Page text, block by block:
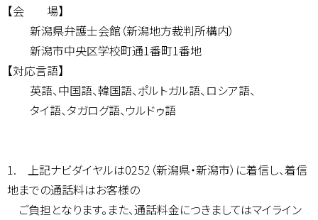
【会 場】
新潟県弁護士会館（新潟地方裁判所構内）
新潟市中央区学校町通1番町1番地
【対応言語】
英語、中国語、韓国語、ポルトガル語、ロシア語、
タイ語、タガログ語、ウルドゥ語
1. 上記ナビダイヤルは0252（新潟県・新潟市）に着信し、着信
地までの通話料はお客様の
ご負担となります。また、通話料金につきましてはマイライン